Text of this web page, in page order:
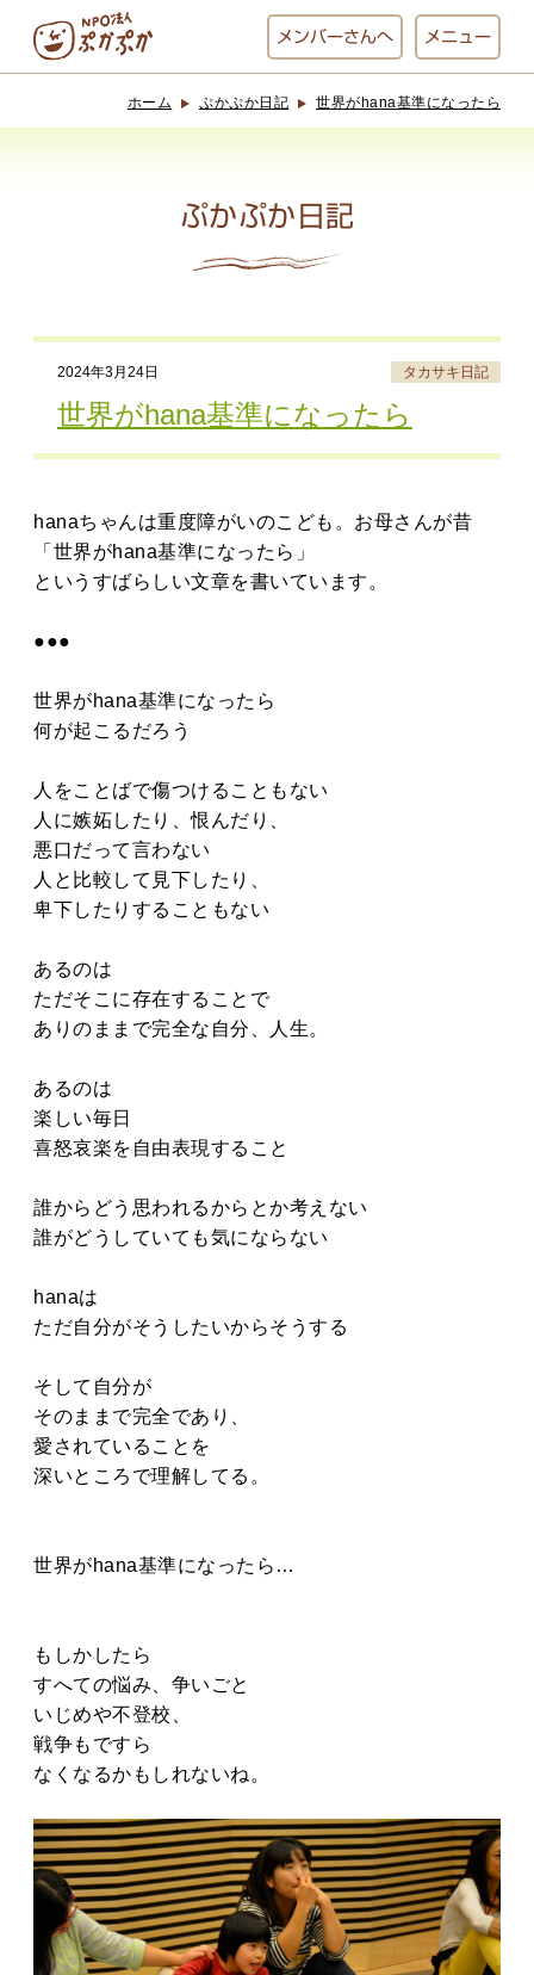
メンバーさんへ メニュー
お休み中
わんど
でんぱた
ぷかぷかさんと
アクセス
ホーム ぷかぷか日記 世界がhana基準になったら
ぷかぷか日記
2024年3月24日 タカサキ日記
世界がhana基準になったら
hanaちゃんは重度障がいのこども。お母さんが昔
「世界がhana基準になったら」
というすばらしい文章を書いています。
●●●
世界がhana基準になったら
何が起こるだろう
人をことばで傷つけることもない
人に嫉妬したり、恨んだり、
悪口だって言わない
人と比較して見下したり、
卑下したりすることもない
あるのは
ただそこに存在することで
ありのままで完全な自分、人生。
あるのは
楽しい毎日
喜怒哀楽を自由表現すること
誰からどう思われるからとか考えない
誰がどうしていても気にならない
hanaは
ただ自分がそうしたいからそうする
そして自分が
そのままで完全であり、
愛されていることを
深いところで理解してる。
世界がhana基準になったら…
もしかしたら
すへての悩み、争いごと
いじめや不登校、
戦争もですら
なくなるかもしれないね。